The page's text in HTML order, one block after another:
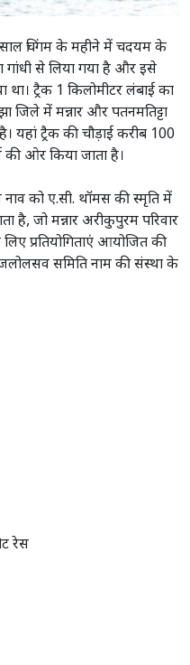
रेस
साल चिंगम के महीने में चदयम के
गांधी से लिया गया है और इसे
ट्रैक 1 किलोमीटर लंबाई का
जिले में मन्नार और पतनमतिट्टा
यहां ट्रैक की चौड़ाई करीब 100
की ओर किया जाता है।
को ए.सी. थॉमस की स्मृति में
है, जो मन्नार अरीकुपुरम परिवार
प्रतियोगिताएं आयोजित की
जलोलसव समिति नाम की संस्था के